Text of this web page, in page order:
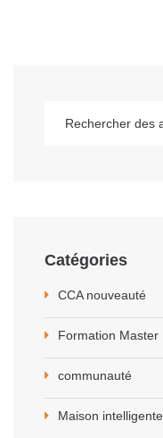
Catégories
CCA nouveauté
Formation Master
communauté
Maison intelligente